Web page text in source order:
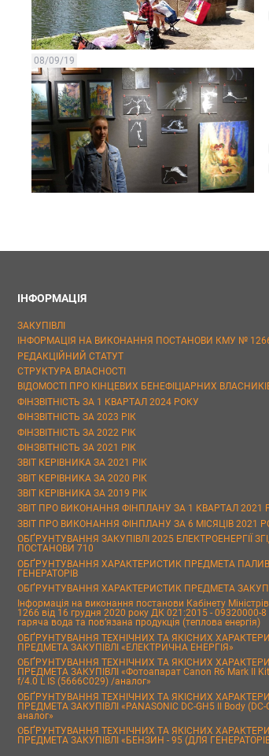
08/09/19
ІНФОРМАЦІЯ
ЗАКУПІВЛІ
ІНФОРМАЦІЯ НА ВИКОНАННЯ ПОСТАНОВИ КМУ №
РЕДАКЦІЙНИЙ СТАТУТ
СТРУКТУРА ВЛАСНОСТІ
ВІДОМОСТІ ПРО КІНЦЕВИХ БЕНЕФІЦІАРНИХ
ФІНЗВІТНІСТЬ ЗА 1 КВАРТАЛ 2024 РОКУ
ФІНЗВІТНІСТЬ ЗА 2023 РІК
ФІНЗВІТНІСТЬ ЗА 2022 РІК
ФІНЗВІТНІСТЬ ЗА 2021 РІК
ЗВІТ КЕРІВНИКА ЗА 2021 РІК
ЗВІТ КЕРІВНИКА ЗА 2020 РІК
ЗВІТ КЕРІВНИКА ЗА 2019 РІК
ЗВІТ ПРО ВИКОНАННЯ ФІНПЛАНУ ЗА 1 КВАРТАЛ 2021
ЗВІТ ПРО ВИКОНАННЯ ФІНПЛАНУ ЗА 6 МІСЯЦІВ 2021
ОБҐРУНТУВАННЯ ЗАКУПІВЛІ 2025 ЕЛЕКТРОЕНЕРГІЇ
ПОСТАНОВИ 710
ОБҐРУНТУВАННЯ ХАРАКТЕРИСТИК ПРЕДМЕТА
ГЕНЕРАТОРІВ
ОБҐРУНТУВАННЯ ХАРАКТЕРИСТИК ПРЕДМЕТА
Інформація на виконання постанови Кабінету
1266 від 16 грудня 2020 року ДК 021:2015 - 09320000-
гаряча вода та пов’язана продукція (теплова енергія)
ОБҐРУНТУВАННЯ ТЕХНІЧНИХ ТА ЯКІСНИХ
ПРЕДМЕТА ЗАКУПІВЛІ «ЕЛЕКТРИЧНА ЕНЕРГІЯ»
ОБҐРУНТУВАННЯ ТЕХНІЧНИХ ТА ЯКІСНИХ
ПРЕДМЕТА ЗАКУПІВЛІ «Фотоапарат Canon R6 Mark II
f/4.0 L IS (5666C029) /аналог»
ОБҐРУНТУВАННЯ ТЕХНІЧНИХ ТА ЯКІСНИХ
ПРЕДМЕТА ЗАКУПІВЛІ «PANASONIC DC-GH5 II Body (DC-
аналог»
ОБҐРУНТУВАННЯ ТЕХНІЧНИХ ТА ЯКІСНИХ
ПРЕДМЕТА ЗАКУПІВЛІ «БЕНЗИН - 95 (ДЛЯ